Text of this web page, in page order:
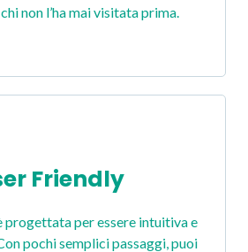
non l’ha mai visitata prima.
Friendly
progettata per essere intuitiva e
pochi semplici passaggi, puoi